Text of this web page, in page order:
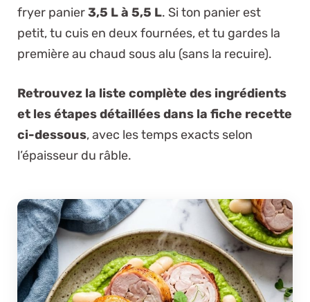
fryer panier3,5 L à 5,5 L. Si ton panier est
petit, tu cuis en deux fournées, et tu gardes la
première au chaud sous alu (sans la recuire).
Retrouvez la liste complète des ingrédients
et les étapes détaillées dans la fiche recette
ci-dessous, avec les temps exacts selon
l’épaisseur du râble.